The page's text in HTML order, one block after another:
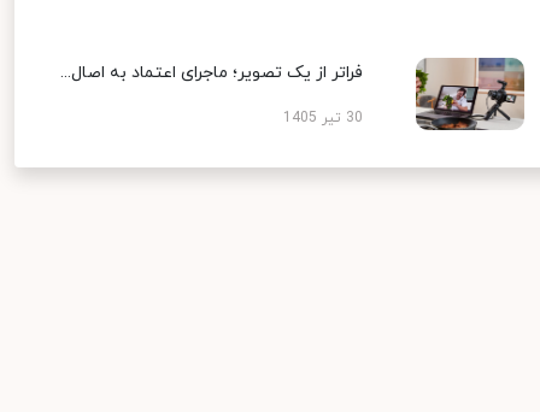
فراتر از یک تصویر؛ ماجرای اعتماد به اصال...
30 تیر 1405